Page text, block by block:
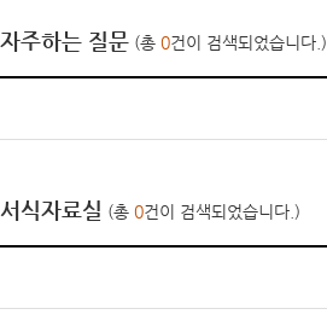
자주하는 질문 (총 0건이 검색되었습니다.)
서식자료실 (총 0건이 검색되었습니다.)